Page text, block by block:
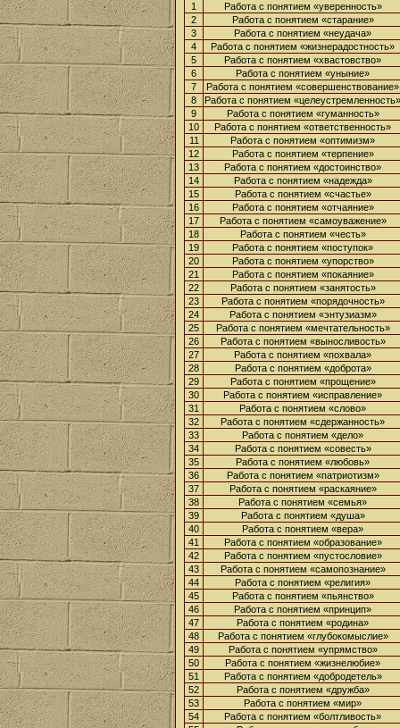
1
Работа с понятием «уверенность»
2
Работа с понятием «старание»
3
Работа с понятием «неудача»
4
Работа с понятием «жизнерадостность»
5
Работа с понятием «хвастовство»
6
Работа с понятием «уныние»
7
Работа с понятием «совершенствование»
8
Работа с понятием «целеустремленность»
9
Работа с понятием «гуманность»
10
Работа с понятием «ответственность»
11
Работа с понятием «оптимизм»
12
Работа с понятием «терпение»
13
Работа с понятием «достоинство»
14
Работа с понятием «надежда»
15
Работа с понятием «счастье»
16
Работа с понятием «отчаяние»
17
Работа с понятием «самоуважение»
18
Работа с понятием «честь»
19
Работа с понятием «поступок»
20
Работа с понятием «упорство»
21
Работа с понятием «покаяние»
22
Работа с понятием «занятость»
23
Работа с понятием «порядочность»
24
Работа с понятием «энтузиазм»
25
Работа с понятием «мечтательность»
26
Работа с понятием «выносливость»
27
Работа с понятием «похвала»
28
Работа с понятием «доброта»
29
Работа с понятием «прощение»
30
Работа с понятием «исправление»
31
Работа с понятием «слово»
32
Работа с понятием «сдержанность»
33
Работа с понятием «дело»
34
Работа с понятием «совесть»
35
Работа с понятием «любовь»
36
Работа с понятием «патриотизм»
37
Работа с понятием «раскаяние»
38
Работа с понятием «семья»
39
Работа с понятием «душа»
40
Работа с понятием «вера»
41
Работа с понятием «образование»
42
Работа с понятием «пустословие»
43
Работа с понятием «самопознание»
44
Работа с понятием «религия»
45
Работа с понятием «пьянство»
46
Работа с понятием «принцип»
47
Работа с понятием «родина»
48
Работа с понятием «глубокомыслие»
49
Работа с понятием «упрямство»
50
Работа с понятием «жизнелюбие»
51
Работа с понятием «добродетель»
52
Работа с понятием «дружба»
53
Работа с понятием «мир»
54
Работа с понятием «болтливость»